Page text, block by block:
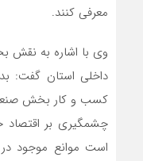
معرفی کنند.
وی با اشاره به نقش
داخلی استان گفت:
کسب و کار بخش صنعت
چشمگیری بر اقتصاد
است موانع موجود